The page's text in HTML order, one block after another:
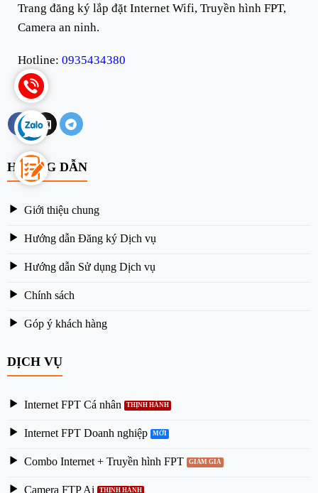
Trang đăng ký lắp đặt Internet Wifi, Truyền hình FPT,
Camera an ninh.
Hotline: 0935434380
HƯỚNG DẪN
Giới thiệu chung
Hướng dẫn Đăng ký Dịch vụ
Hướng dẫn Sử dụng Dịch vụ
Chính sách
Góp ý khách hàng
DỊCH VỤ
Internet FPT Cá nhân
Internet FPT Doanh nghiệp
Combo Internet + Truyền hình FPT
Camera FTP Ai